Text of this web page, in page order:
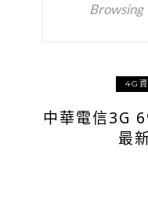
Browsing
4G
中華電信3G
最